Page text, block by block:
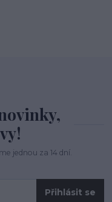
jednou za 14 dní.
Přihlásit se